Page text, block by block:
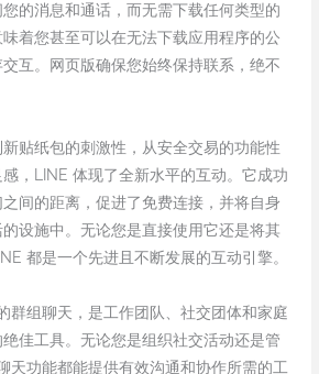
的消息和通话，而无需下载任何类型的
着您甚至可以在无法下载应用程序的公
互。网页版确保您始终保持联系，绝不
贴纸包的刺激性，从安全交易的功能性
，LINE 体现了全新水平的互动。它成功
间的距离，促进了免费连接，并将自身
设施中。无论您是直接使用它还是将其
都是一个先进且不断发展的互动引擎。
群组聊天，是工作团队、社交团体和家庭
佳工具。无论您是组织社交活动还是管
天功能都能提供有效沟通和协作所需的工